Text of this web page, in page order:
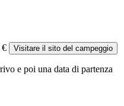
€ Visitare il sito del campeggio
e poi una data di partenza